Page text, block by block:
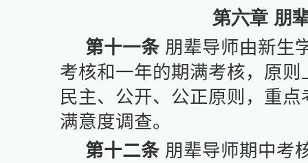
第六章 朋
第十一条 朋辈导师由新生
考核和一年的期满考核，原
民主、公开、公正原则，重
满意度调查。
第十二条 朋辈导师期中考